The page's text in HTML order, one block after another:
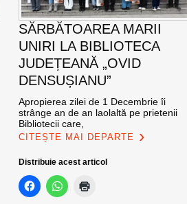
SĂRBĂTOAREA MARII
UNIRI LA BIBLIOTECA
JUDEȚEANĂ „OVID
DENSUȘIANU”
Apropierea zilei de 1 Decembrie îi
strânge an de an laolaltă pe prietenii
Bibliotecii care,
CITEȘTE MAI DEPARTE
Distribuie acest articol